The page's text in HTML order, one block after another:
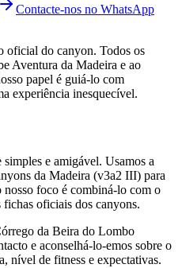
Contacte-nos no WhatsApp
oficial do canyon. Todos os
Aventura da Madeira e ao
papel é guiá-lo com
experiência inesquecível.
e amigável. Usamos a
da Madeira (v3a2 III) para
foco é combiná-lo com o
oficiais dos canyons.
da Beira do Lombo
e aconselhá-lo-emos sobre o
nível de fitness e expectativas.